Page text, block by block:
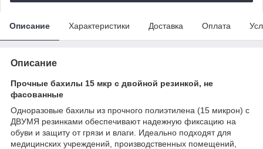
Описание Характеристики Доставка Оплата
Описание
Прочные бахилы 15 мкр с двойной резинкой, не
фасованные
Одноразовые бахилы из прочного полиэтилена (15 микрон) с
ДВУМЯ резинками обеспечивают надежную фиксацию на
обуви и защиту от грязи и влаги. Идеально подходят для
медицинских учреждений, производственных помещений,